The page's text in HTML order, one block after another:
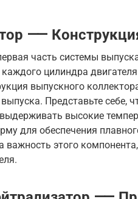
⸺
часть системы
цилиндра
выпускного
Представьте себе,
высокие
для обеспечения
важность этого